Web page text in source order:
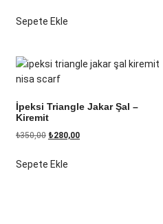
Sepete Ekle
İpeksi Triangle Jakar Şal –
Kiremit
₺350,00 ₺280,00
Sepete Ekle